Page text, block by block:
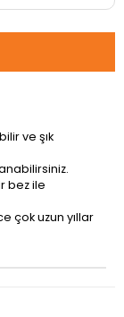
ve şık
bez ile
çok uzun yıllar